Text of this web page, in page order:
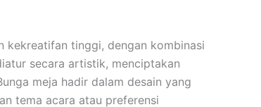
kekreatifan tinggi, dengan kombinasi
secara artistik, menciptakan
meja hadir dalam desain yang
tema acara atau preferensi